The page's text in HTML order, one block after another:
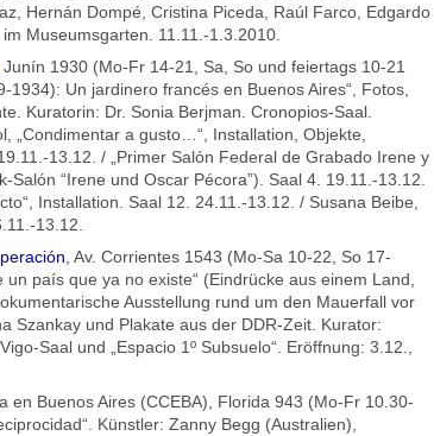
Hernán Dompé, Cristina Piceda, Raúl Farco, Edgardo
Museumsgarten. 11.11.-1.3.2010.
, Junín 1930 (Mo-Fr 14-21, Sa, So und feiertags 10-21
1934): Un jardinero francés en Buenos Aires“, Fotos,
Kuratorin: Dr. Sonia Berjman. Cronopios-Saal.
„Condimentar a gusto…“, Installation, Objekte,
13.12. / „Primer Salón Federal de Grabado Irene y
Salón “Irene und Oscar Pécora”). Saal 4. 19.11.-13.12.
Installation. Saal 12. 24.11.-13.12. / Susana Beibe,
13.12.
, Av. Corrientes 1543 (Mo-Sa 10-22, So 17-
un país que ya no existe“ (Eindrücke aus einem Land,
Ausstellung rund um den Mauerfall vor
Szankay und Plakate aus der DDR-Zeit. Kurator:
Saal und „Espacio 1º Subsuelo“. Eröffnung: 3.12.,
en Buenos Aires (CCEBA), Florida 943 (Mo-Fr 10.30-
Künstler: Zanny Begg (Australien),